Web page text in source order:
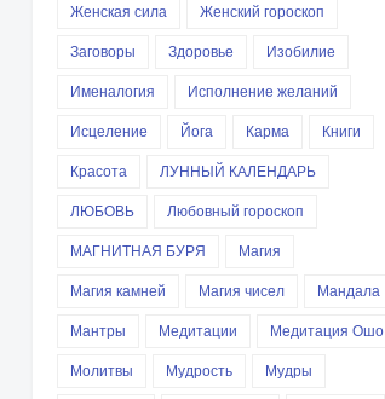
Женская сила
Женский гороскоп
Заговоры
Здоровье
Изобилие
Именалогия
Исполнение желаний
Исцеление
Йога Карма
Книги
Красота
ЛУННЫЙ КАЛЕНДАРЬ
ЛЮБОВЬ
Любовный гороскоп
МАГНИТНАЯ БУРЯ
Магия
Магия камней
Магия чисел
Мандала
Мантры
Медитации
Медитация Ошо
Молитвы
Мудрость
Мудры